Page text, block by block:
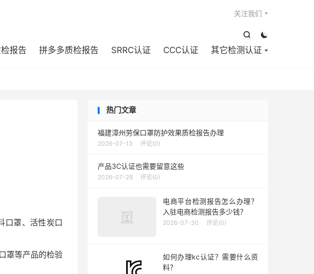


报告 拼多多质检报告 SRRC认证 CCC认证 其它检测认证
关注我们
口罩、活性炭口
罩等产品的检验
热门文章
福建漳州劳保口罩防护效果质检报告办理
2026-07-13 评论(0)
产品3C认证也需要留意这些
2026-07-28 评论(0)
电商平台检测报告怎么办理？
入驻电商检测报告多少钱？
2026-07-30 评论(0)
如何办理kc认证？需要什么资
料？